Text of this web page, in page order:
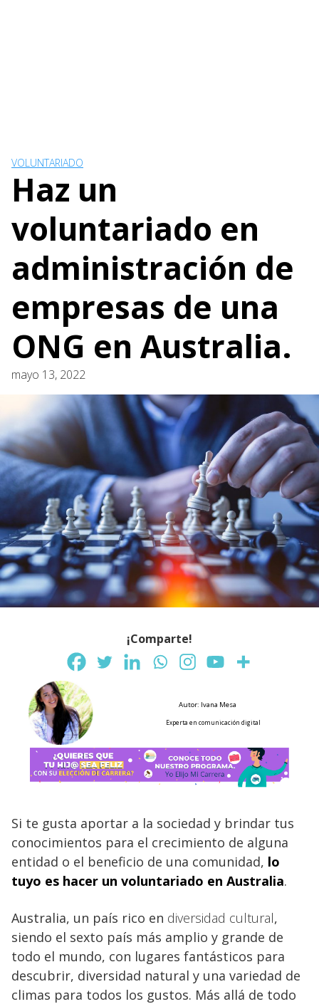
VOLUNTARIADO
Haz un
voluntariado en
administración de
empresas de una
ONG en Australia.
mayo 13, 2022
¡Comparte!
Autor: Ivana Mesa
Experta en comunicación digital
Si te gusta aportar a la sociedad y brindar tus
conocimientos para el crecimiento de alguna
entidad o el beneficio de una comunidad, lo
tuyo es hacer un voluntariado en Australia.
Australia, un país rico en diversidad cultural,
siendo el sexto país más amplio y grande de
todo el mundo, con lugares fantásticos para
descubrir, diversidad natural y una variedad de
climas para todos los gustos. Más allá de todo